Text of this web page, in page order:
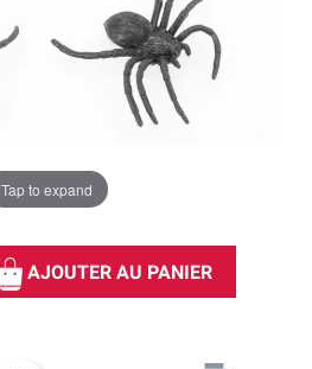
Tap to expand
AJOUTER AU PANIER